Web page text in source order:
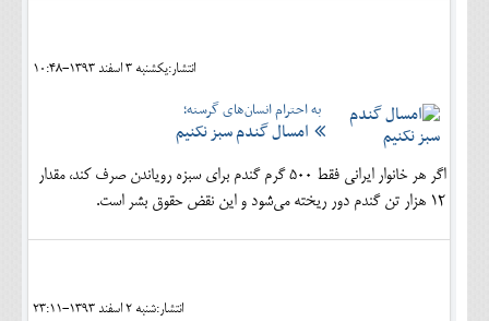
انتشار:يکشنبه 3 اسفند 1393-10:48
به احترام انسان‌های گرسنه؛
امسال گندم سبز نکنیم
اگر هر خانوار ایرانی فقط 500 گرم گندم برای سبزه رویاندن صرف کند، مقدار
12 هزار تن گندم دور ریخته می‌شود و این نقض حقوق بشر است.
انتشار:شنبه 2 اسفند 1393-23:11